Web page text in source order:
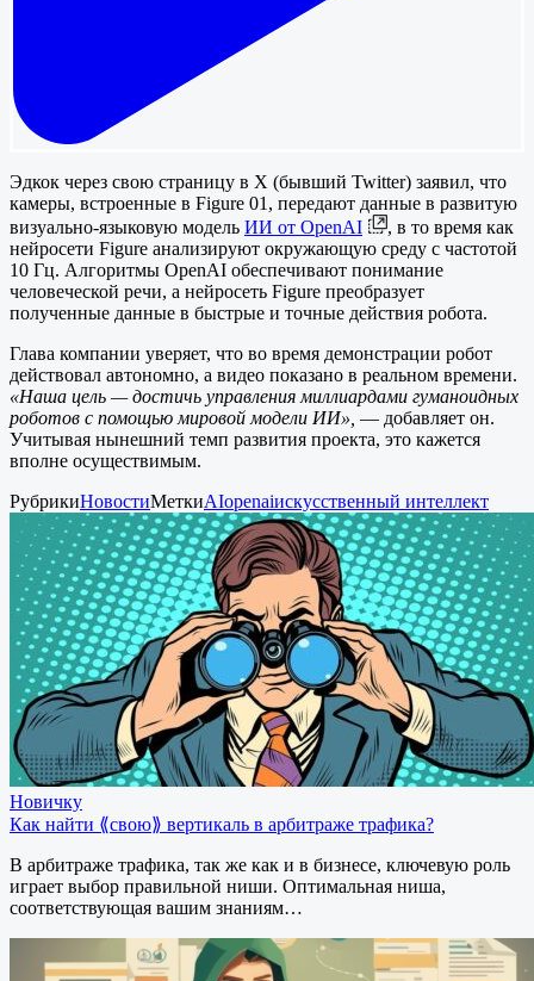
Эдкок через свою страницу в X (бывший Twitter) заявил, что
камеры, встроенные в Figurе 01, передают данные в развитую
визуально-языковую модель ИИ от OpenAI
, в то время как
нейросети Figure анализируют окружающую среду с частотой
10 Гц. Алгоритмы OpenAI обеспечивают понимание
человеческой речи, а нейросеть Figurе преобразует
полученные данные в быстрые и точные действия робота.
Глава компании уверяет, что во время демонстрации робот
действовал автономно, а видео показано в реальном времени.
«Наша цель — достичь управления миллиардами гуманоидных
роботов с помощью мировой модели ИИ», — добавляет он.
Учитывая нынешний темп развития проекта, это кажется
вполне осуществимым.
РубрикиНовостиМеткиAIopenaiискусственный интеллект
Новичку
Как найти ⟪свою⟫ вертикаль в арбитраже трафика?
В арбитраже трафика, так же как и в бизнесе, ключевую роль
играет выбор правильной ниши. Оптимальная ниша,
соответствующая вашим знаниям…